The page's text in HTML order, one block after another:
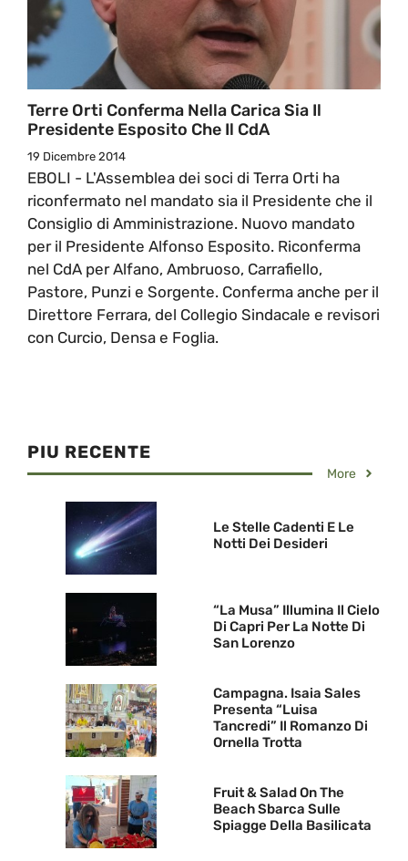
Terre Orti Conferma Nella Carica Sia Il
Presidente Esposito Che Il CdA
19 Dicembre 2014
EBOLI - L'Assemblea dei soci di Terra Orti ha
riconfermato nel mandato sia il Presidente che il
Consiglio di Amministrazione. Nuovo mandato
per il Presidente Alfonso Esposito. Riconferma
nel CdA per Alfano, Ambruoso, Carrafiello,
Pastore, Punzi e Sorgente. Conferma anche per il
Direttore Ferrara, del Collegio Sindacale e revisori
con Curcio, Densa e Foglia.
PIU RECENTE
More
Le Stelle Cadenti E Le
Notti Dei Desideri
“La Musa” Illumina Il Cielo
Di Capri Per La Notte Di
San Lorenzo
Campagna. Isaia Sales
Presenta “Luisa
Tancredi” Il Romanzo Di
Ornella Trotta
Fruit & Salad On The
Beach Sbarca Sulle
Spiagge Della Basilicata